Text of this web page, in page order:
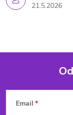
21.5.2026
Z Email